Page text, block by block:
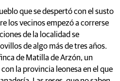
que se despertó con el susto
los vecinos empezó a correrse
de la localidad se
de algo más de tres años.
de Matilla de Arzón, un
la provincia leonesa en el que